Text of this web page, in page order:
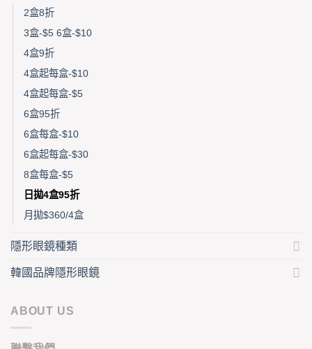
2盒8折
3盒-$5 6盒-$10
4盒9折
4盒起每盒-$10
4盒起每盒-$5
6盒95折
6盒每盒-$10
6盒起每盒-$30
8盒每盒-$5
日拋4盒95折
月拋$360/4盒
隱形眼鏡種類
韓國品牌隱形眼鏡
ABOUT US